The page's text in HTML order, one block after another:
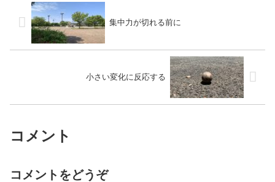
集中力が切れる前に
小さい変化に反応する
コメント
コメントをどうぞ